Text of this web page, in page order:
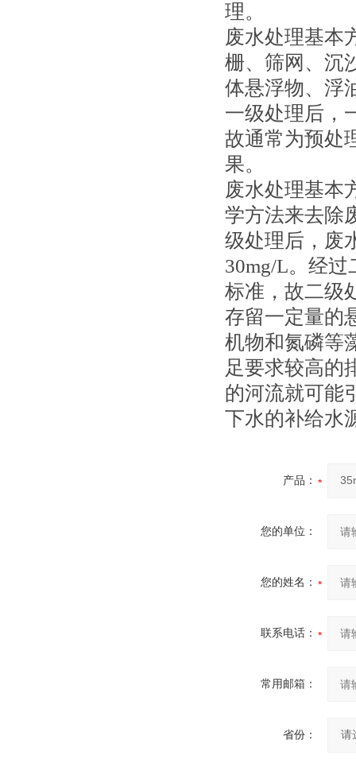
理。
废水处理基本
栅、筛网、沉
体悬浮物、浮
一级处理后，
故通常为预处
果。
废水处理基本
学方法来去除
级处理后，废
30mg/L。经
标准，故二级
存留一定量的
机物和氮磷等
足要求较高的
的河流就可能
下水的补给水
产品：
您的单位：
您的姓名：
联系电话：
常用邮箱：
省份：